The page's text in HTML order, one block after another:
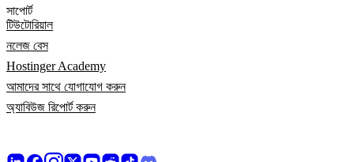
সাপোর্ট
টিউটোরিয়াল
নলেজ বেস
Hostinger Academy
আমাদের সাথে যোগাযোগ করুন
অ্যাবিউজ রিপোর্ট করুন